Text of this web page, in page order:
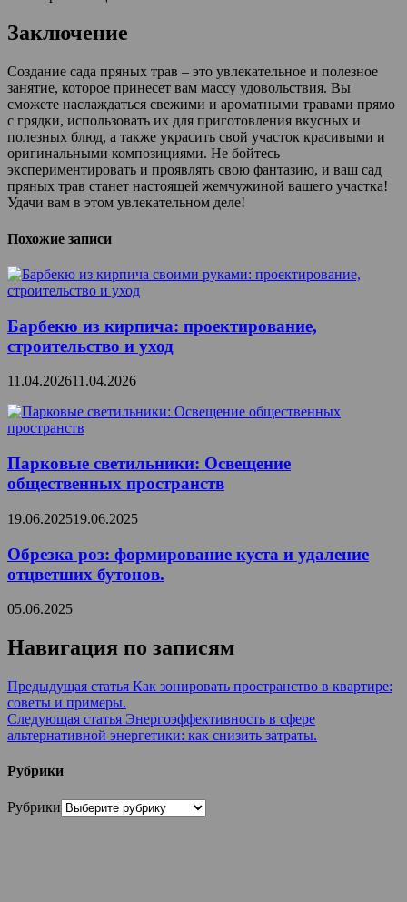
Заключение
Создание сада пряных трав – это увлекательное и полезное
занятие, которое принесет вам массу удовольствия. Вы
сможете наслаждаться свежими и ароматными травами прямо
с грядки, использовать их для приготовления вкусных и
полезных блюд, а также украсить свой участок красивыми и
оригинальными композициями. Не бойтесь
экспериментировать и проявлять свою фантазию, и ваш сад
пряных трав станет настоящей жемчужиной вашего участка!
Удачи вам в этом увлекательном деле!
Похожие записи
Барбекю из кирпича: проектирование,
строительство и уход
11.04.202611.04.2026
Парковые светильники: Освещение
общественных пространств
19.06.202519.06.2025
Обрезка роз: формирование куста и удаление
отцветших бутонов.
05.06.2025
Навигация по записям
Предыдущая статья Как зонировать пространство в квартире:
советы и примеры.
Следующая статья Энергоэффективность в сфере
альтернативной энергетики: как снизить затраты.
Рубрики
Рубрики